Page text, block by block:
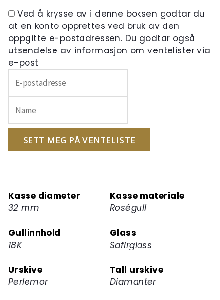
Ved å krysse av i denne boksen godtar du
at en konto opprettes ved bruk av den
oppgitte e-postadressen. Du godtar også
utsendelse av informasjon om ventelister via
e-post
inn
e-
postadressen
din
ventelisten
for
produktet
SETT MEG PÅ VENTELISTE
Kasse diameter
32 mm
Kasse materiale
Roségull
Gullinnhold
18K
Glass
Safirglass
Urskive
Perlemor
Tall urskive
Diamanter